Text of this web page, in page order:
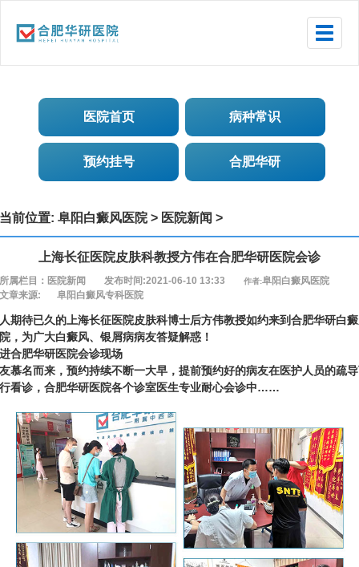
Toggle
医院首页 病种常识
预约挂号 合肥华研
当前位置:阜阳白癜风医院> 医院新闻 >
上海长征医院皮肤科教授方伟在合肥华研医院会诊
所属栏目：医院新闻 发布时间:2021-06-10 13:33 作者:阜阳白癜风医院
文章来源:
阜阳白癜风专科医院
期待已久的上海长征医院皮肤科博士后方伟教授如约来到合肥华研白
，为广大白癜风、银屑病病友答疑解惑！
合肥华研医院会诊现场
慕名而来，预约持续不断一大早，提前预约好的病友在医护人员的疏
看诊，合肥华研医院各个诊室医生专业耐心会诊中……